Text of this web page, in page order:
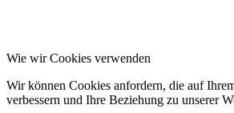
Wie wir Cookies verwenden
Wir können Cookies anfordern, die auf
verbessern und Ihre Beziehung zu unserer